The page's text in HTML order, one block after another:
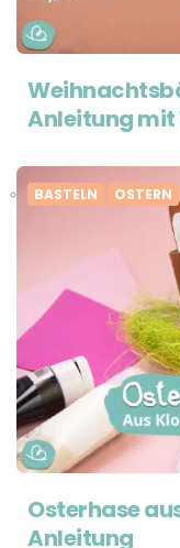
Anleitung
BASTELN OSTERN
Osterhase
Anleitung